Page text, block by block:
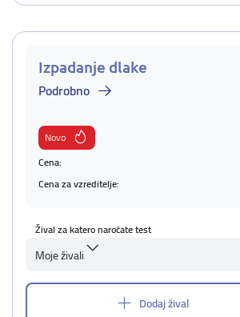
Izpadanje dlake
Podrobno
Novo
Cena:
Cena za vzreditelje:
Žival za katero naročate test
Moje živali
Dodaj žival